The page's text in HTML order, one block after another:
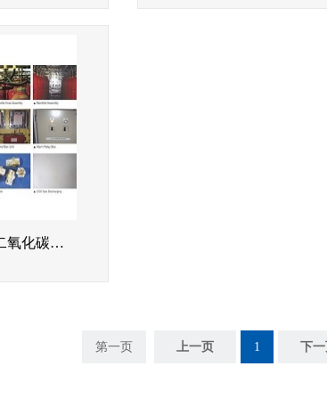
ZBG型船用高压二氧化碳灭火系统
第一页 上一页 1 下一